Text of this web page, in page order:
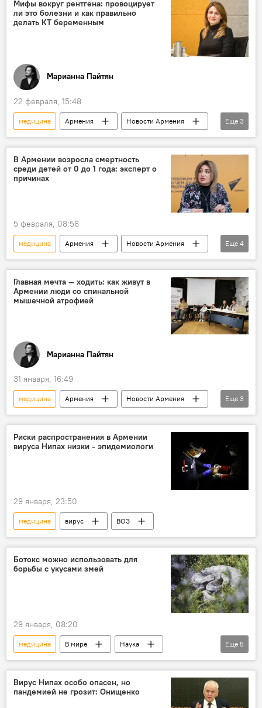
Мифы вокруг рентгена: провоцирует
ли это болезни и как правильно
делать КТ беременным
Марианна Пайтян
22 февраля, 15:48
медицина Армения
Новости Армения
здоровье
лечение врач
Еще 3
В Армении возросла смертность
среди детей от 0 до 1 года: эксперт о
причинах
5 февраля, 08:56
медицина Армения
Новости Армения
Аналитика
детская смертность
Еще 4
Главная мечта — ходить: как живут в
Армении люди со спинальной
мышечной атрофией
Марианна Пайтян
31 января, 16:49
медицина Армения
Новости Армения
Общество
здоровье болезнь
Еще 3
Риски распространения в Армении
вируса Нипах низки - эпидемиологи
29 января, 23:50
медицина вирус ВОЗ
Ботокс можно использовать для
борьбы с укусами змей
29 января, 08:20
медицина В мире
Наука
противоядие
здоровье
лекарства
исследование
Еще 5
Вирус Нипах особо опасен, но
пандемией не грозит: Онищенко